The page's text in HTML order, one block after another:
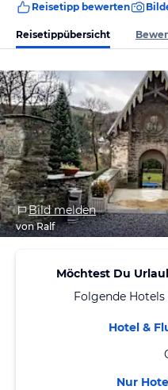
Reisetipp bewerten
Reisetippübersicht
Bild melden
von Ralf
Möchtest Du
Folgende
Hotel &
Nur